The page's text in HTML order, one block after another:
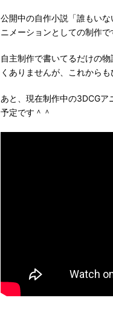
公開中の自作小説「誰もい
ニメーションとしての制作で
自主制作で書いてるだけの
くありませんが、これから
あと、現在制作中の3DCG
予定です＾＾